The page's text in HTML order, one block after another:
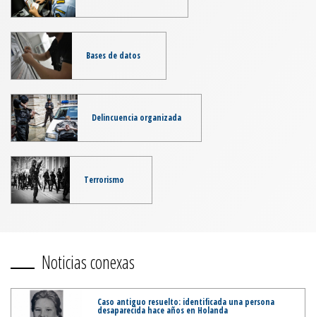
Bases de datos
Delincuencia organizada
Terrorismo
Noticias conexas
Caso antiguo resuelto: identificada una persona
desaparecida hace años en Holanda